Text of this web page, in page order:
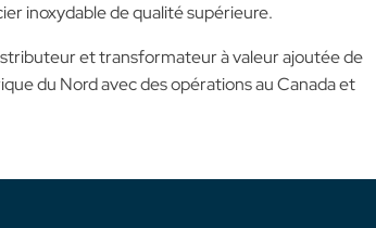
inoxydable de qualité supérieure.
et transformateur à valeur ajoutée de
du Nord avec des opérations au Canada et